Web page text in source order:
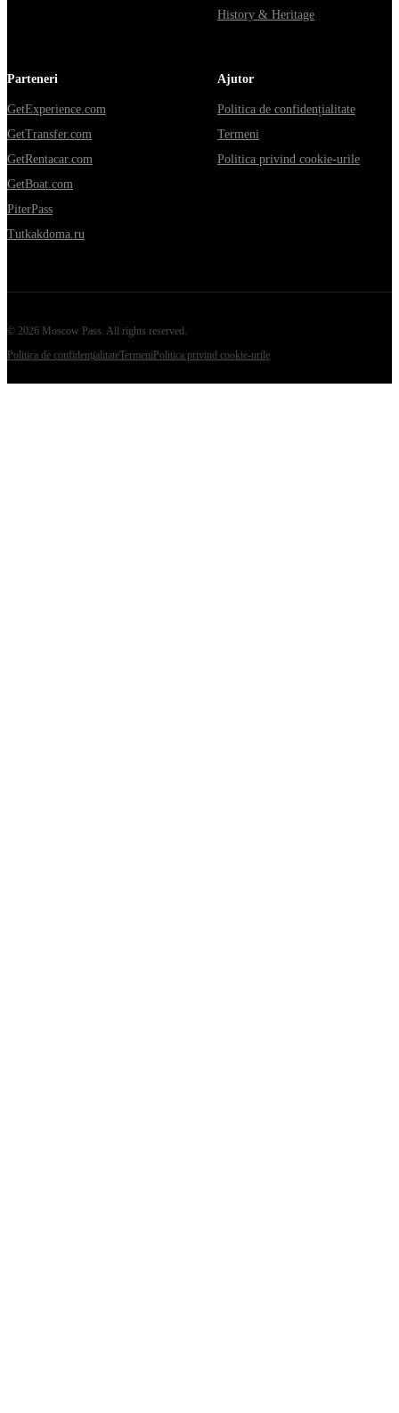
History & Heritage
Parteneri
GetExperience.com
GetTransfer.com
GetRentacar.com
GetBoat.com
PiterPass
Tutkakdoma.ru
Ajutor
Politica de confidențialitate
Termeni
Politica privind cookie-urile
© 2026 Moscow Pass . All rights reserved.
Politica de confidențialitateTermeniPolitica privind cookie-urile